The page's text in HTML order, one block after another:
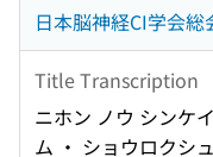
日本脳神経CI学会
Title Transcription
ニホン ノウ シンケ
ム ・ ショウロクシ